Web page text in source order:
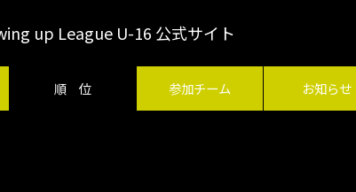
up League U-16 公式サイト
順 位 参加チーム お知らせ